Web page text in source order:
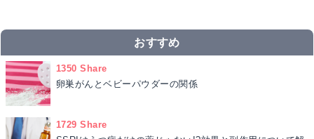
おすすめ
1350 Share
卵巣がんとベビーパウダーの関係
1729 Share